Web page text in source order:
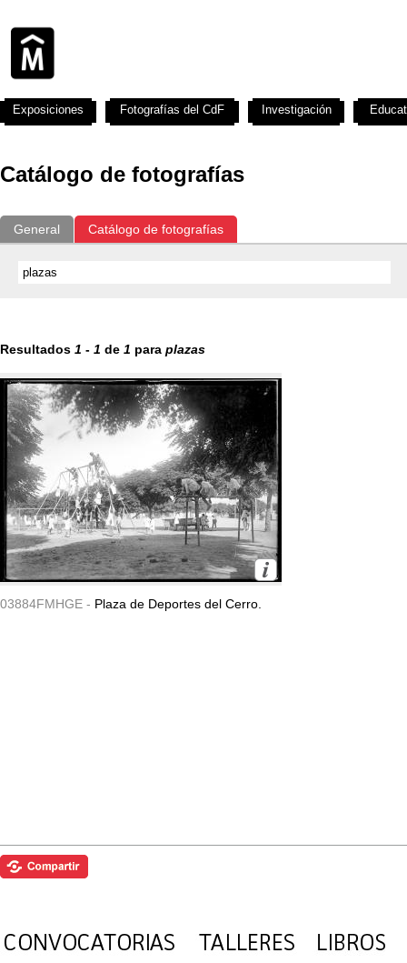
Catálogo de fotografías
General Catálogo de fotografías
Resultados 1 - 1 de 1 para plazas
03884FMHGE - Plaza de Deportes del Cerro.
Exposiciones Fotografías del CdF Investigación